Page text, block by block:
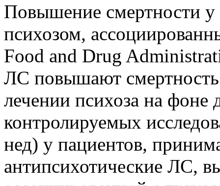
Повышение смертности
психозом,
Food and Drug
ЛС повышают
лечении психоза на
контролируемых
нед) у пациентов,
антипсихотические ЛС,